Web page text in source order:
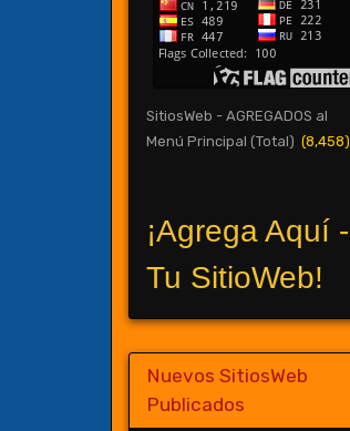
SitiosWeb - AGREGADOS al
Menú Principal (Total) (8,458)
¡Agrega Aquí -
Tu SitioWeb!
Nuevos SitiosWeb
Publicados